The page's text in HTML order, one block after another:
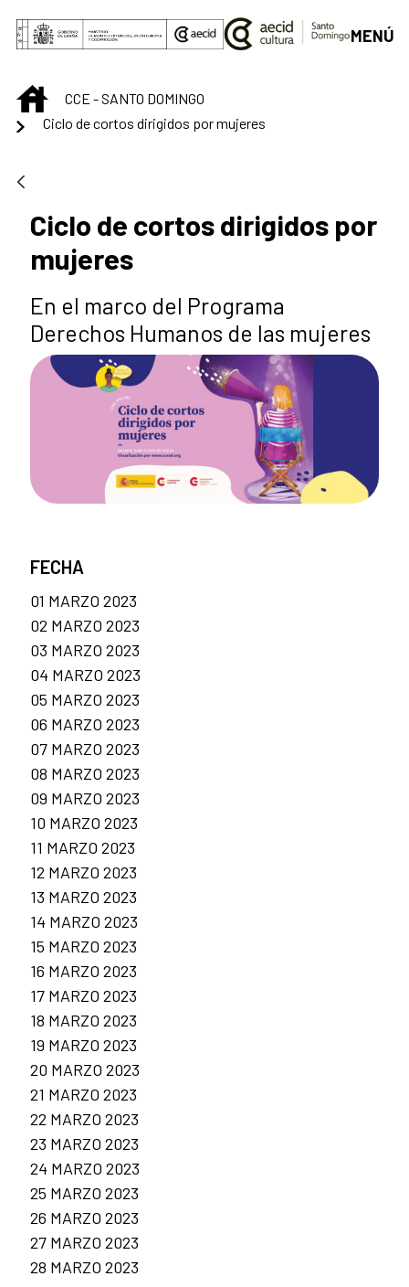
Saltar al contenido principal
MENÚ
INICIOCCE - SANTO DOMINGO
Ciclo de cortos dirigidos por mujeres
Ciclo de cortos dirigidos por
mujeres
En el marco del Programa
Derechos Humanos de las mujeres
FECHA
01 MARZO 2023
02 MARZO 2023
03 MARZO 2023
04 MARZO 2023
05 MARZO 2023
06 MARZO 2023
07 MARZO 2023
08 MARZO 2023
09 MARZO 2023
10 MARZO 2023
11 MARZO 2023
12 MARZO 2023
13 MARZO 2023
14 MARZO 2023
15 MARZO 2023
16 MARZO 2023
17 MARZO 2023
18 MARZO 2023
19 MARZO 2023
20 MARZO 2023
21 MARZO 2023
22 MARZO 2023
23 MARZO 2023
24 MARZO 2023
25 MARZO 2023
26 MARZO 2023
27 MARZO 2023
28 MARZO 2023